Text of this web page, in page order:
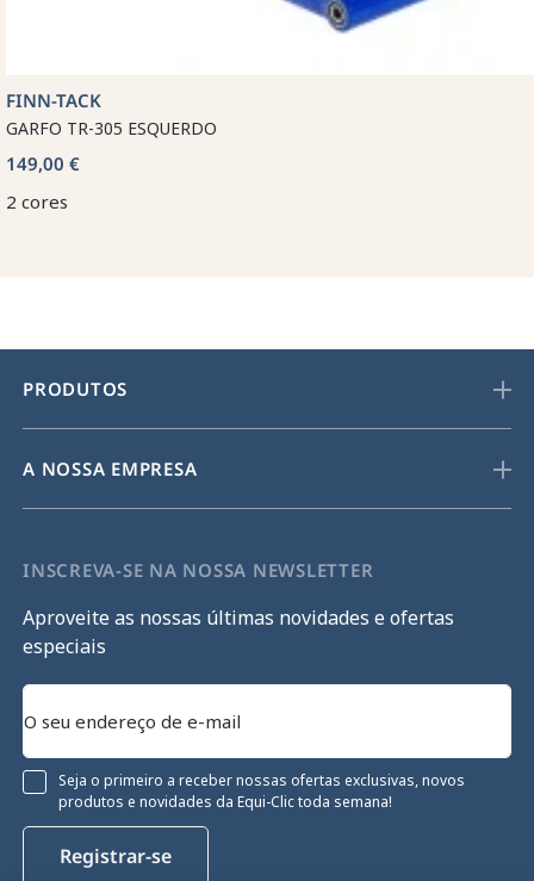
FINN-TACK
GARFO TR-305 ESQUERDO
149,00 €
2 cores
PRODUTOS
A NOSSA EMPRESA
INSCREVA-SE NA NOSSA NEWSLETTER
Aproveite as nossas últimas novidades e ofertas
especiais
Seja o primeiro a receber nossas ofertas exclusivas, novos
produtos e novidades da Equi-Clic toda semana!
Registrar-se